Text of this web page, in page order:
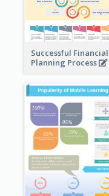
Successful Financial
Planning Process